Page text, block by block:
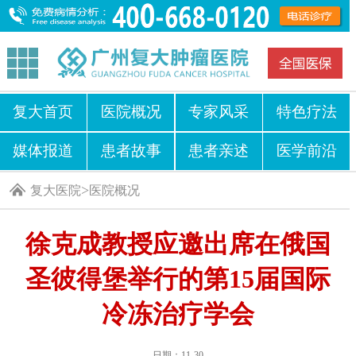
复大首页 医院概况 专家风采 特色疗法
媒体报道 患者故事 患者亲述 医学前沿
复大医院>医院概况
徐克成教授应邀出席在俄国
圣彼得堡举行的第15届国际
冷冻治疗学会